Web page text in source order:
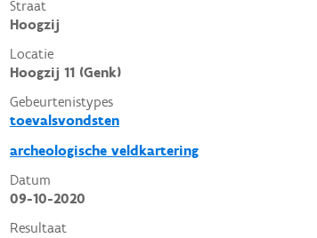
Straat
Hoogzij
Locatie
Hoogzij 11 (Genk)
Gebeurtenistypes
toevalsvondsten
archeologische veldkartering
Datum
09-10-2020
Resultaat